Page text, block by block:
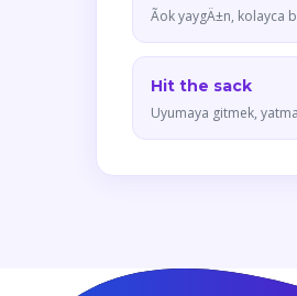
Ãok yaygÄ±n,
Hit the sack
Uyumaya gitmek,